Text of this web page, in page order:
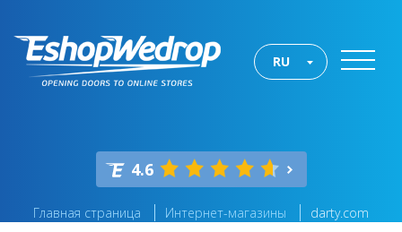
RU
4.6
Главная страница Интернет-магазины darty.com